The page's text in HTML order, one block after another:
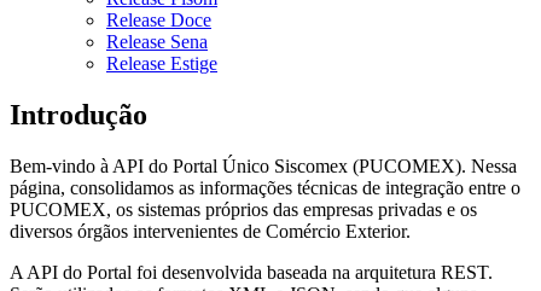
Release Doce
Release Sena
Release Estige
Introdução
Bem-vindo à API do Portal Único Siscomex (PUCOMEX). Nessa
página, consolidamos as informações técnicas de integração entre o
PUCOMEX, os sistemas próprios das empresas privadas e os
diversos órgãos intervenientes de Comércio Exterior.
A API do Portal foi desenvolvida baseada na arquitetura REST.